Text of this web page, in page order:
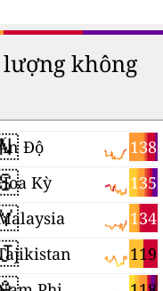
không
138
Độ
135
Kỳ
134
119